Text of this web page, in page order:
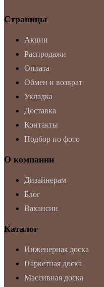
Страницы
Акции
Распродажи
Оплата
Обмен и возврат
Укладка
Доставка
Контакты
Подбор по фото
О компании
Дизайнерам
Блог
Вакансии
Каталог
Инженерная доска
Паркетная доска
Массивная доска